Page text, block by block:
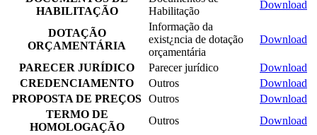
HABILITAÇÃO
Habilitação
Download
DOTAÇÃO
ORÇAMENTÁRIA
Informação da
exist¿ncia de dotação
orçamentária
Download
PARECER JURÍDICO Parecer jurídico
Download
CREDENCIAMENTO
Outros
Download
PROPOSTA DE PREÇOS Outros
Download
TERMO DE
HOMOLOGAÇÃO
Outros
Download